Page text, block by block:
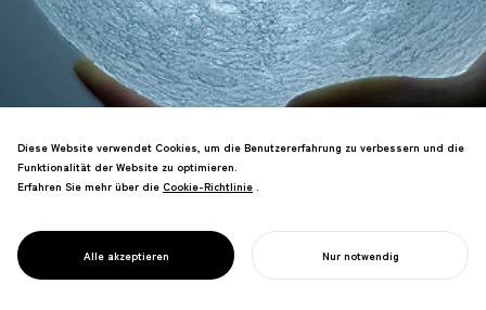
PROJECT
DER MOND
unbeabsichtigt unzählige
Nachahmungen.
Diese Website verwendet Cookies, um die Benutzererfahrung zu verbessern und die
Funktionalität der Website zu optimieren.
Erfahren Sie mehr über die Cookie-Richtlinie
Cookie-Richtlinie .
Alle akzeptieren Nur notwendig